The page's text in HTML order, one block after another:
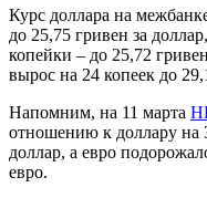
Курс доллара на
до 25,75 гривен за
копейки – до 25,72
вырос на 24 копеек до
Напомним, на 11 марта
отношению к доллару на
доллар, а евро
евро.